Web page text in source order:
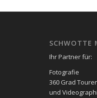
SCHWOTTE
Ihr Partner für:
Fotografie
360 Grad
und